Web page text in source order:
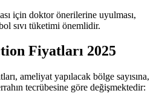
için doktor önerilerine uyulması,
sıvı tüketimi önemlidir.
Fiyatları 2025
ameliyat yapılacak bölge sayısına,
tecrübesine göre değişmektedir: